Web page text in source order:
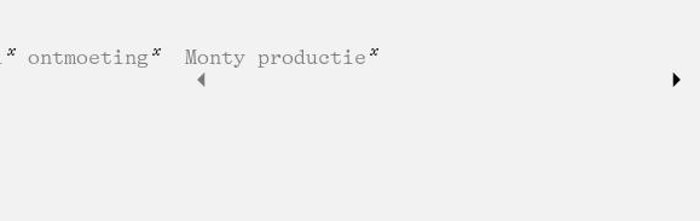
ontmoeting
Monty productie